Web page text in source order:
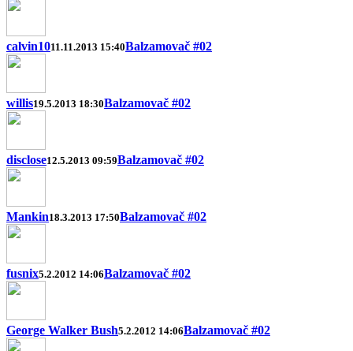
calvin1011.11.2013 15:40Balzamovač #02
willis19.5.2013 18:30Balzamovač #02
disclose12.5.2013 09:59Balzamovač #02
Mankin18.3.2013 17:50Balzamovač #02
fusnix5.2.2012 14:06Balzamovač #02
George Walker Bush5.2.2012 14:06Balzamovač #02